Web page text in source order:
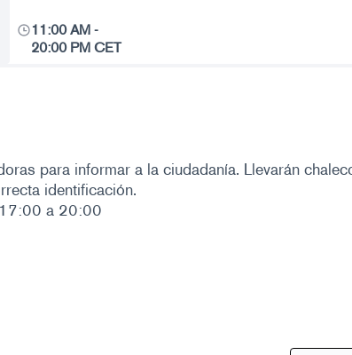
11:00 AM -
20:00 PM CET
para informar a la ciudadanía. Llevarán
identificación.
a 20:00